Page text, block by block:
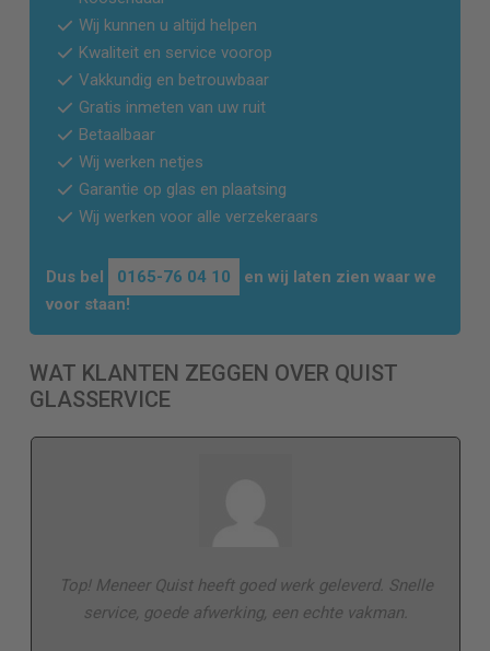
Wij kunnen u altijd helpen
Kwaliteit en service voorop
Vakkundig en betrouwbaar
Gratis inmeten van uw ruit
Betaalbaar
Wij werken netjes
Garantie op glas en plaatsing
Wij werken voor alle verzekeraars
Dus bel 0165-76 04 10
en wij laten zien waar we
voor staan!
WAT KLANTEN ZEGGEN OVER QUIST
GLASSERVICE
Top! Meneer Quist heeft goed werk geleverd. Snelle
service, goede afwerking, een echte vakman.